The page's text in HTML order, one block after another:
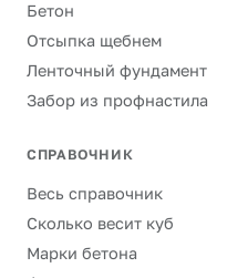
Бетон
Отсыпка щебнем
Ленточный фундамент
Забор из профнастила
СПРАВОЧНИК
Весь справочник
Сколько весит куб
Марки бетона